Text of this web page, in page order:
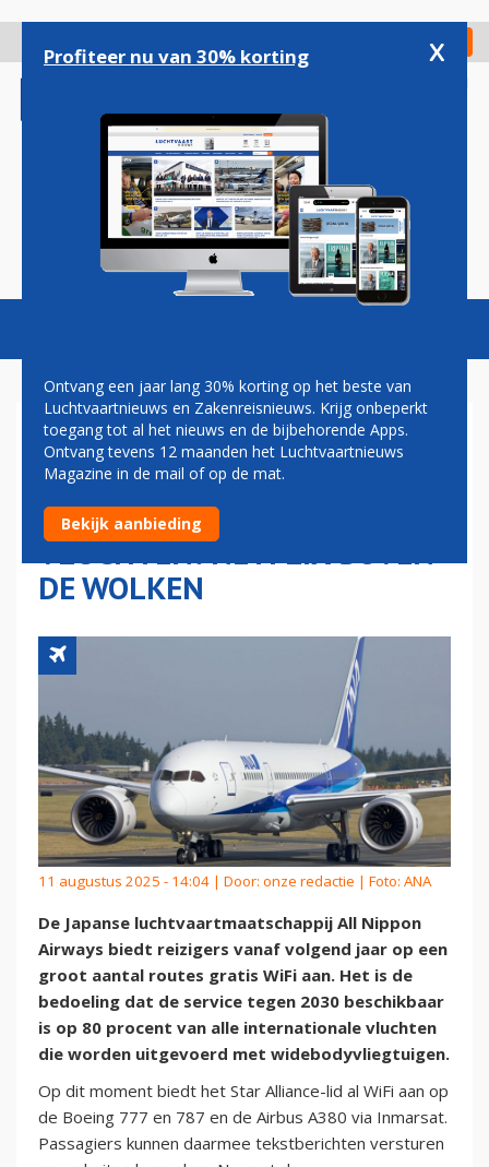
gaan
Check in
Magazine Podcasts Vacatures
ANA KOMT MET SNEL
INTERNET OP
INTERNATIONALE
VLUCHTEN: NETFLIX BOVEN
DE WOLKEN
11 augustus 2025 - 14:04 | Door: onze redactie | Foto: ANA
De Japanse luchtvaartmaatschappij All Nippon
Airways biedt reizigers vanaf volgend jaar op een
groot aantal routes gratis WiFi aan. Het is de
bedoeling dat de service tegen 2030 beschikbaar
is op 80 procent van alle internationale vluchten
die worden uitgevoerd met widebodyvliegtuigen.
Op dit moment biedt het Star Alliance-lid al WiFi aan op
de Boeing 777 en 787 en de Airbus A380 via Inmarsat.
Passagiers kunnen daarmee tekstberichten versturen
Profiteer nu van 30% korting x
Ontvang een jaar lang 30% korting op het beste van
Luchtvaartnieuws en Zakenreisnieuws. Krijg onbeperkt
toegang tot al het nieuws en de bijbehorende Apps.
Ontvang tevens 12 maanden het Luchtvaartnieuws
Magazine in de mail of op de mat.
Bekijk aanbieding